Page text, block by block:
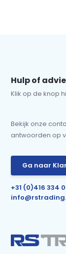
Hulp of
Klik op de knop
Bekijk onze
antwoorden op
Ga naar
+31 (0)416 334